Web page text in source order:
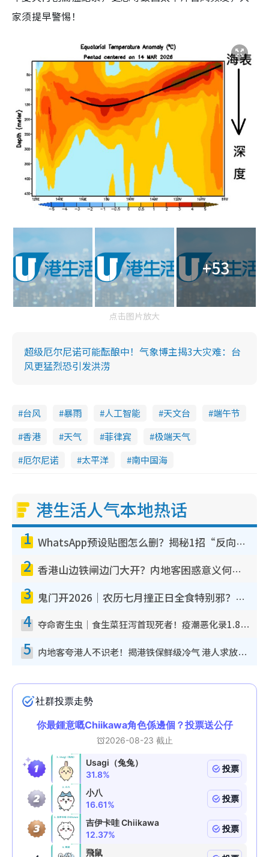
家须提早警惕！
+53
点击图片放大
超级厄尔尼诺可能酝酿中！气象博主揭3大灾难：台
风更猛烈恐引发洪涝
台风 暴雨 人工智能 天文台
端午节
香港
天气 菲律宾
极端天气
厄尔尼诺
太平洋 南中国海
港生活人气本地热话
1 WhatsApp预设贴图怎么删？揭秘1招“反向操作”还原简洁界面 附3步实测教程
2 香港山边铁闸边门大开？内地客困惑意义何在！网友神回复：这种叫法理性防御
3 鬼门开2026｜农历七月撞正日全食特别邪？专家警告切忌做一事！揭4大禁忌+2招保平安
4 夺命寄生虫｜食生菜狂泻首现死者！疫潮恶化录1.8万宗病例 揭洗菜3大谬误
5 内地客夸港人不识老！揭港铁保鲜级冷气 港人求放过：别投诉